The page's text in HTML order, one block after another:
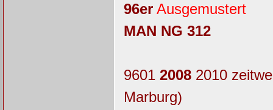
96er Ausgemustert
MAN NG 312
9601 20082010
Marburg)